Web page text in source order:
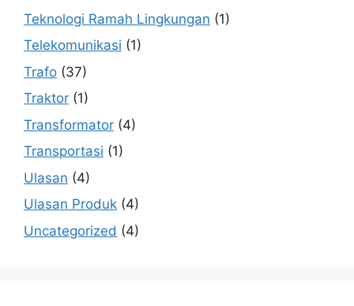
Teknologi Ramah Lingkungan (1)
Telekomunikasi (1)
Trafo (37)
Traktor (1)
Transformator (4)
Transportasi (1)
Ulasan (4)
Ulasan Produk (4)
Uncategorized (4)